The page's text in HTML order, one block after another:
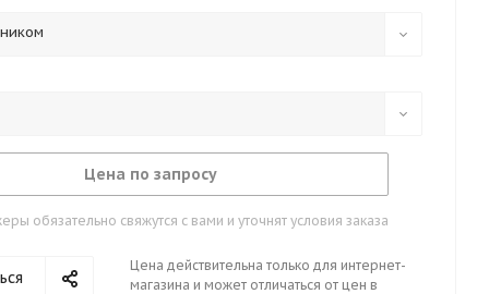
Цена по запросу
обязательно свяжутся с вами и уточнят условия заказа
Цена действительна только для интернет-
магазина и может отличаться от цен в